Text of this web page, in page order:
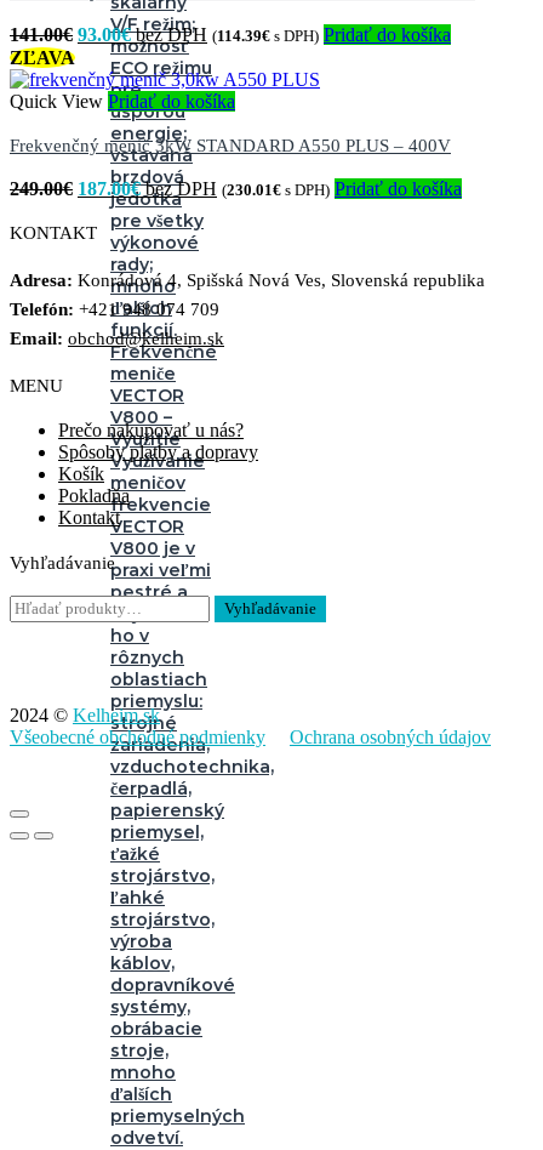
V/F režim;
možnosť
ECO režimu
pre
úsporou
energie;
vstavaná
brzdová
jedotka
pre všetky
výkonové
rady;
mnoho
ďalších
funkcií.
Frekvenčné
meniče
VECTOR
V800 –
Využitie
Využívanie
meničov
frekvencie
VECTOR
V800 je v
praxi veľmi
pestré a
nájdeme
ho v
rôznych
oblastiach
priemyslu:
strojné
zariadenia,
vzduchotechnika,
čerpadlá,
papierenský
priemysel,
ťažké
strojárstvo,
ľahké
strojárstvo,
výroba
káblov,
dopravníkové
systémy,
obrábacie
stroje,
mnoho
ďalších
priemyselných
odvetví.
141.00€ Pôvodná
cena
bola:
141.00€.
93.00€
Aktuálna
je:
93.00€.
(114.39€ s DPH) Pridať do košíka
ZĽAVA
Quick View Pridať do košíka
Frekvenčný menič 3kW STANDARD A550 PLUS – 400V
249.00€ Pôvodná
cena
bola:
249.00€.
187.00€
Aktuálna
(230.01€ s DPH) Pridať do košíka
KONTAKT
Adresa: Konrádová 4, Spišská Nová Ves, Slovenská republika
Telefón: +421 948 074 709
Email: obchod@kelheim.sk
MENU
Prečo nakupovať u nás?
Spôsoby platby a dopravy
Košík
Pokladňa
Kontakt
Vyhľadávanie
Hľadať: Vyhľadávanie
2024 © Kelheim.sk
Všeobecné obchodné podmienky
Ochrana osobných údajov